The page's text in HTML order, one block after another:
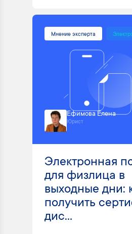
Мнение эксперта
Ефимова Елена
Юрист
Электронная
для физлица в
выходные дни:
получить
дис...